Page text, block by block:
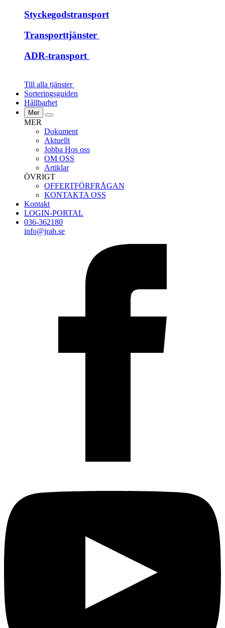
Styckegodstransport
Transporttjänster
ADR-transport
Till alla tjänster
Sorteringsguiden
Hållbarhet
Mer
MER
Dokument
Aktuellt
Jobba Hos oss
OM OSS
Artiklar
ÖVRIGT
OFFERTFÖRFRÅGAN
KONTAKTA OSS
Kontakt
LOGIN-PORTAL
036-362180
info@jrab.se